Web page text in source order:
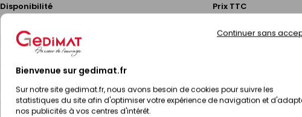
Bienvenue sur gedimat.fr
Sur notre site gedimat.fr, nous avons besoin de cookies pour suivre les
statistiques du site afin d'optimiser votre expérience de navigation et
nos publicités à vos centres d'intérêt.
Continuer sans
Disponibilité Prix TTC
Disponibilité selon magasin Prix en magasin
Disponibilité selon magasin (contactez votre